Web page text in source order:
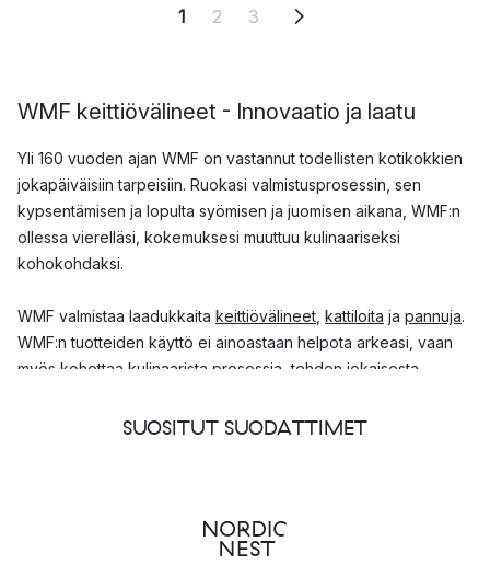
1 2 3
WMF keittiövälineet - Innovaatio ja laatu
Yli 160 vuoden ajan WMF on vastannut todellisten kotikokkien
jokapäiväisiin tarpeisiin. Ruokasi valmistusprosessin, sen
kypsentämisen ja lopulta syömisen ja juomisen aikana, WMF:n
ollessa vierelläsi, kokemuksesi muuttuu kulinaariseksi
kohokohdaksi.
WMF valmistaa laadukkaita keittiövälineet kattiloita ja pannuja.
WMF:n tuotteiden käyttö ei ainoastaan helpota arkeasi, vaan
myös kohottaa kulinaarista prosessia, tehden jokaisesta
WMF:n ruokailuvälineillä voit olla varma, että sinulla on tyyliä ja
hyvä kokemus. Heidän ruokailuvälineensä on valmistettu
SUOSITUT SUODATTIMET